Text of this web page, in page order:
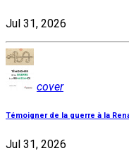
Jul 31, 2026
cover
Témoigner de la guerre à la
Jul 31, 2026